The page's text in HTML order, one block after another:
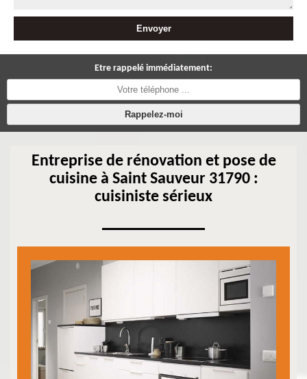
Etre rappelé immédiatement:
Entreprise de rénovation et pose de
cuisine à Saint Sauveur 31790 :
cuisiniste sérieux